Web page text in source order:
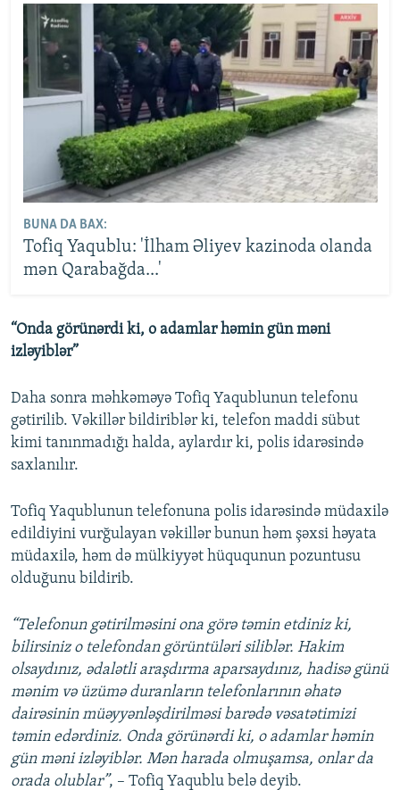
BUNA DA BAX:
Tofiq Yaqublu: 'İlham Əliyev kazinoda olanda
mən Qarabağda...'
“Onda görünərdi ki, o adamlar həmin gün məni
izləyiblər”
Daha sonra məhkəməyə Tofiq Yaqublunun telefonu
gətirilib. Vəkillər bildiriblər ki, telefon maddi sübut
kimi tanınmadığı halda, aylardır ki, polis idarəsində
saxlanılır.
Tofiq Yaqublunun telefonuna polis idarəsində müdaxilə
edildiyini vurğulayan vəkillər bunun həm şəxsi həyata
müdaxilə, həm də mülkiyyət hüququnun pozuntusu
olduğunu bildirib.
“Telefonun gətirilməsini ona görə təmin etdiniz ki,
bilirsiniz o telefondan görüntüləri siliblər. Hakim
olsaydınız, ədalətli araşdırma aparsaydınız, hadisə günü
mənim və üzümə duranların telefonlarının əhatə
dairəsinin müəyyənləşdirilməsi barədə vəsatətimizi
təmin edərdiniz. Onda görünərdi ki, o adamlar həmin
gün məni izləyiblər. Mən harada olmuşamsa, onlar da
orada olublar”, – Tofiq Yaqublu belə deyib.